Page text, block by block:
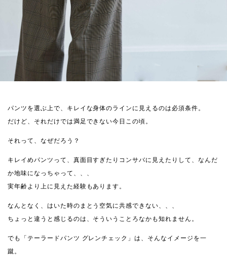
パンツを選ぶ上で、キレイな身体のラインに見えるのは必須条件。
だけど、それだけでは満足できない今日この頃。
それって、なぜだろう？
キレイめパンツって、真面目すぎたりコンサバに見えたりして、なんだ
か地味になっちゃって、、、
実年齢より上に見えた経験もあります。
なんとなく、はいた時のまとう空気に共感できない、、、
ちょっと違うと感じるのは、そういうことろなかも知れません。
でも「テーラードパンツ グレンチェック」は、そんなイメージを一
蹴。